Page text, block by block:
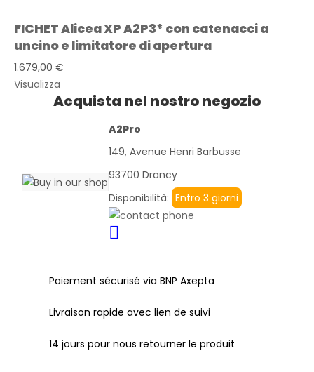
FICHET Alicea XP A2P3* con catenacci a
uncino e limitatore di apertura
1.679,00 €
Visualizza
Acquista nel nostro negozio
A2Pro
149, Avenue Henri Barbusse
93700 Drancy
Disponibilità: Entro 3 giorni
Paiement sécurisé via BNP Axepta
Livraison rapide avec lien de suivi
14 jours pour nous retourner le produit